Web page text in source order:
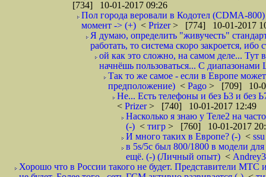
[734] 10-01-2017 09:26
Пол города веровали в Кодотел (CDMA-
момент -> (+) < Prizer> [774] 10-01-2017
Я думаю, определить "живучесть"
работать, то система скоро закроется,
ой как это сложно, на самом деле... Тут
начнёшь пользоваться... С
Так то же самое - если в Европе
предположение) < Pago > [709] 10-
Не... Есть телефоны и без Ь3 и без
< Prizer> [740] 10-01-2017 12:49
Насколько я знаю у Теле2 на
(-) < тигр > [760] 10-01-2017
И много таких в Европе? (-) <
в 5s/5c был 800/1800 в модели
ещё. (-) (Личный опыт) <
Хорошо что в России такого не будет. Представители